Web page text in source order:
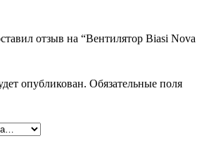
отзыв на “Вентилятор Biasi Nova
опубликован. Обязательные поля